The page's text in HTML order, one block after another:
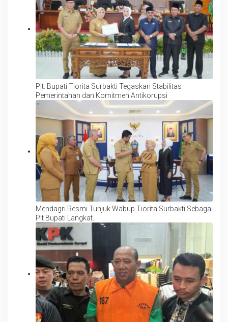
Plt. Bupati Tiorita Surbakti Tegaskan Stabilitas
Pemerintahan dan Komitmen Antikorupsi
Mendagri Resmi Tunjuk Wabup Tiorita Surbakti Sebagai
Plt Bupati Langkat.